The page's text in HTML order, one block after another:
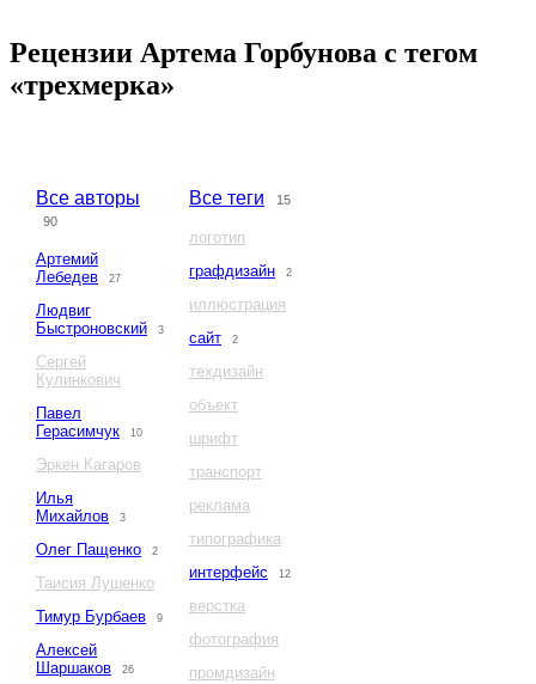
Рецензии Артема Горбунова с тегом
«трехмерка»
Все авторы
90
Артемий
Лебедев
27
Людвиг
Быстроновский
3
Сергей
Кулинкович
Павел
Герасимчук
10
Эркен Кагаров
Илья
Михайлов
3
Олег Пащенко 2
Таисия Лушенко
Тимур Бурбаев
9
Алексей
Шаршаков
26
Все теги 15
логотип
графдизайн
2
иллюстрация
сайт
2
техдизайн
объект
шрифт
транспорт
реклама
типографика
интерфейс
12
верстка
фотография
промдизайн